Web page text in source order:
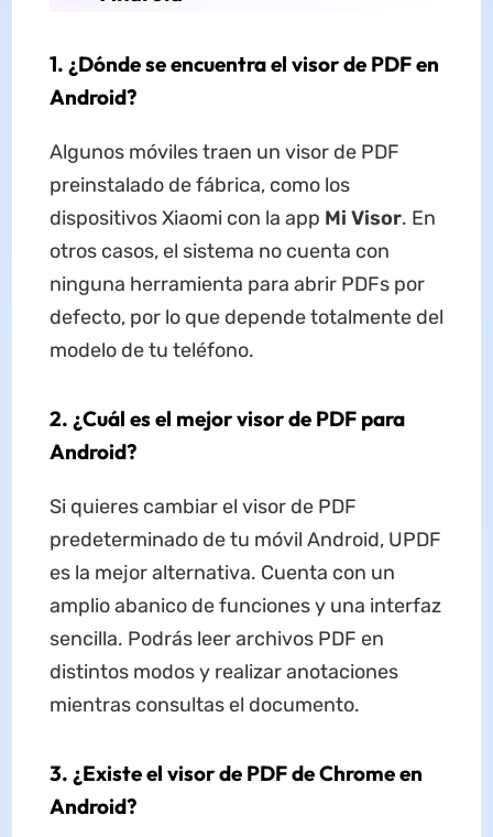
1. ¿Dónde se encuentra el visor de PDF en
Android?
Algunos móviles traen un visor de PDF
preinstalado de fábrica, como los
dispositivos Xiaomi con la app Mi Visor. En
otros casos, el sistema no cuenta con
ninguna herramienta para abrir PDFs por
defecto, por lo que depende totalmente del
modelo de tu teléfono.
2. ¿Cuál es el mejor visor de PDF para
Android?
Si quieres cambiar el visor de PDF
predeterminado de tu móvil Android, UPDF
es la mejor alternativa. Cuenta con un
amplio abanico de funciones y una interfaz
sencilla. Podrás leer archivos PDF en
distintos modos y realizar anotaciones
mientras consultas el documento.
3. ¿Existe el visor de PDF de Chrome en
Android?